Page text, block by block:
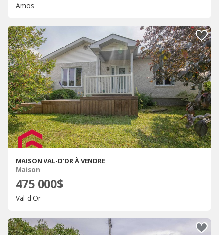
Amos
MAISON VAL-D'OR À VENDRE
Maison
475 000$
Val-d'Or